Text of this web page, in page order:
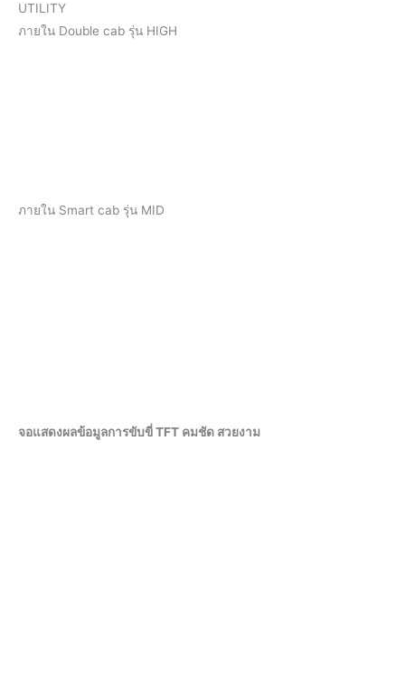
UTILITY
ภายใน Double cab รุ่น HIGH
ภายใน Smart cab รุ่น MID
จอแสดงผลข้อมูลการขับขี่ TFT คมชัด สวยงาม